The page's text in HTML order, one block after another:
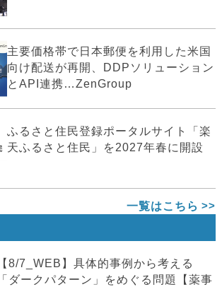
主要価格帯で日本郵便を利用した米国
向け配送が再開、DDPソリューション
とAPI連携…ZenGroup
ふるさと住民登録ポータルサイト「楽
天ふるさと住民」を2027年春に開設
一覧はこちら
【8/7_WEB】具体的事例から考える
「ダークパターン」をめぐる問題【薬事